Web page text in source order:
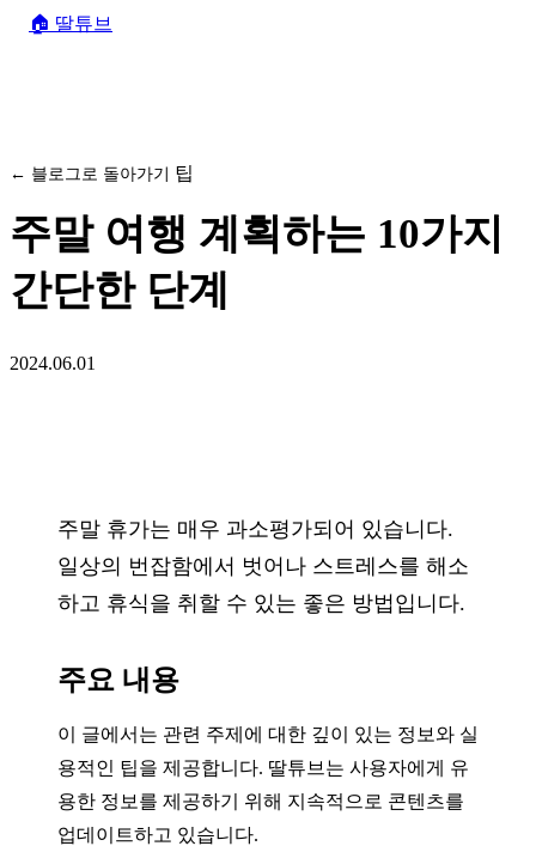
🏠 딸튜브
← 블로그로 돌아가기 팁
주말 여행 계획하는 10가지
간단한 단계
2024.06.01
주말 휴가는 매우 과소평가되어 있습니다.
일상의 번잡함에서 벗어나 스트레스를 해소
하고 휴식을 취할 수 있는 좋은 방법입니다.
주요 내용
이 글에서는 관련 주제에 대한 깊이 있는 정보와 실
용적인 팁을 제공합니다. 딸튜브는 사용자에게 유
용한 정보를 제공하기 위해 지속적으로 콘텐츠를
업데이트하고 있습니다.